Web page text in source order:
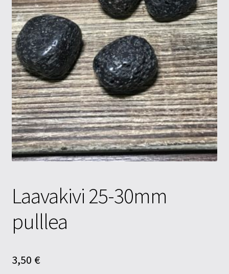
Tietosuojaseloste
Tuotteet
Yritysinfo
Laavakivi 25-30mm
pulllea
3,50 €